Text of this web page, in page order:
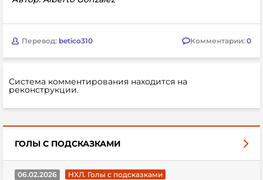
Перевод: betico310 Комментарии: 0
Система комментирования находится на
реконструкции.
ГОЛЫ С ПОДСКАЗКАМИ
06.02.2026
НХЛ. Голы с подсказками